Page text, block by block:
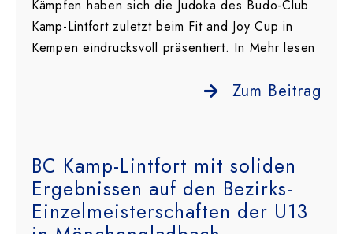
Kämpfen haben sich die Judoka des Budo-Club
Kamp-Lintfort zuletzt beim Fit and Joy Cup in
Kempen eindrucksvoll präsentiert. In Mehr lesen
Zum Beitrag
BC Kamp-Lintfort mit soliden
Ergebnissen auf den Bezirks-
Einzelmeisterschaften der U13